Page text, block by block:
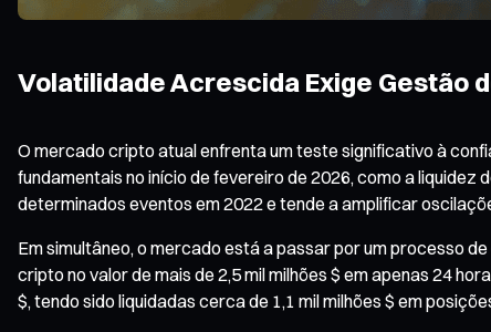
Volatilidade Acrescida Exige Gestão
O mercado cripto atual enfrenta um teste significativo à
fundamentais no início de fevereiro de 2026, como a
determinados eventos em 2022 e tende a amplificar
Em simultâneo, o mercado está a passar por um processo
cripto no valor de mais de 2,5 mil milhões $ em apenas 24
$, tendo sido liquidadas cerca de 1,1 mil milhões $ em